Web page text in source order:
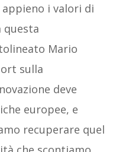
i valori di
questa
Mario
sulla
deve
europee, e
recuperare quel